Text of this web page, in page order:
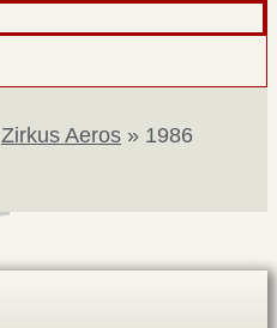
Zirkus Aeros » 1986